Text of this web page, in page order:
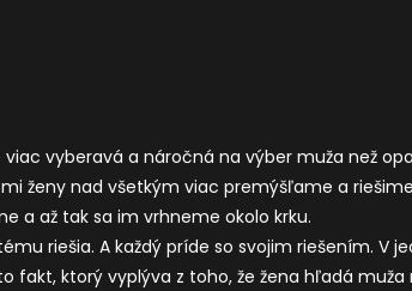
vyberavá a náročná na výber muža než
ženy nad všetkým viac premýšľame a
a až tak sa im vrhneme okolo krku.
riešia. A každý príde so svojim riešením. V
fakt, ktorý vyplýva z toho, že žena hľadá